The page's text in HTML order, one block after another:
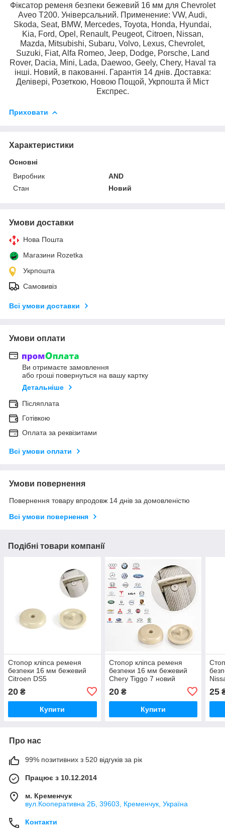
Фіксатор ременя безпеки бежевий 16 мм для Chevrolet
Aveo T200. Універсальний. Применение: VW, Audi,
Skoda, Seat, BMW, Mercedes, Toyota, Honda, Hyundai,
Kia, Ford, Opel, Renault, Peugeot, Citroen, Nissan,
Mazda, Mitsubishi, Subaru, Volvo, Lexus, Chevrolet,
Suzuki, Fiat, Alfa Romeo, Jeep, Dodge, Porsche, Land
Rover, Dacia, Mini, Lada, Daewoo, Geely, Chery, Haval та
інші. Новий, в пакованні. Гарантія 14 днів. Доставка:
Делівері, Розеткою, Новою Пощой, Укрпошта й Міст
Експрес.
Приховати
Характеристики
Основні
Виробник
AND
Стан
Новий
Умови доставки
Нова Пошта
Магазини Rozetka
Укрпошта
Самовивіз
Всі умови доставки
Умови оплати
Ви отримаєте замовлення
або гроші повернуться на вашу картку
Детальніше
Післяплата
Готівкою
Оплата за реквізитами
Всі умови оплати
Умови повернення
Повернення товару впродовж 14 днів за домовленістю
Всі умови повернення
Подібні товари компанії
Стопор кліпса ременя
безпеки 16 мм бежевий
Citroen DS5
20 ₴
Купити
Стопор кліпса ременя
безпеки 16 мм бежевий
Chery Tiggo 7 новий
20₴
Купити
25
Про нас
99% позитивних з 520 відгуків за рік
Працює з 10.12.2014
м. Кременчук
вул.Кооперативна 2Б, 39603, Кременчук, Україна
Контакти